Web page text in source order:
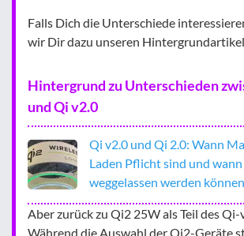
Falls Dich die Unterschiede
wir Dir dazu unseren
Hintergrund zu Unterschieden
und Qi v2.0
Qi v2.0 und Qi 2.0: Wann
Laden Pflicht sind und wann
weggelassen werden können
Aber zurück zu Qi2 25W als Teil des
Während die Auswahl der Qi2-Geräte